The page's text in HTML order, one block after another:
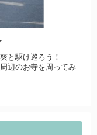
と駆け巡ろう！
辺のお寺を周ってみ